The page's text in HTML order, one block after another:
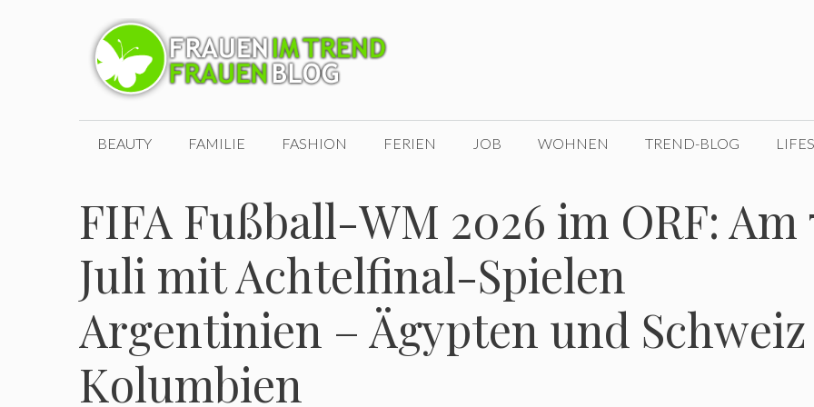
BEAUTY FAMILIE FASHION FERIEN JOB WOHNEN TREND-BLOG
FIFA Fußball-WM 2026 im ORF: Am
Juli mit Achtelfinal-Spielen
Argentinien – Ägypten und
Kolumbien